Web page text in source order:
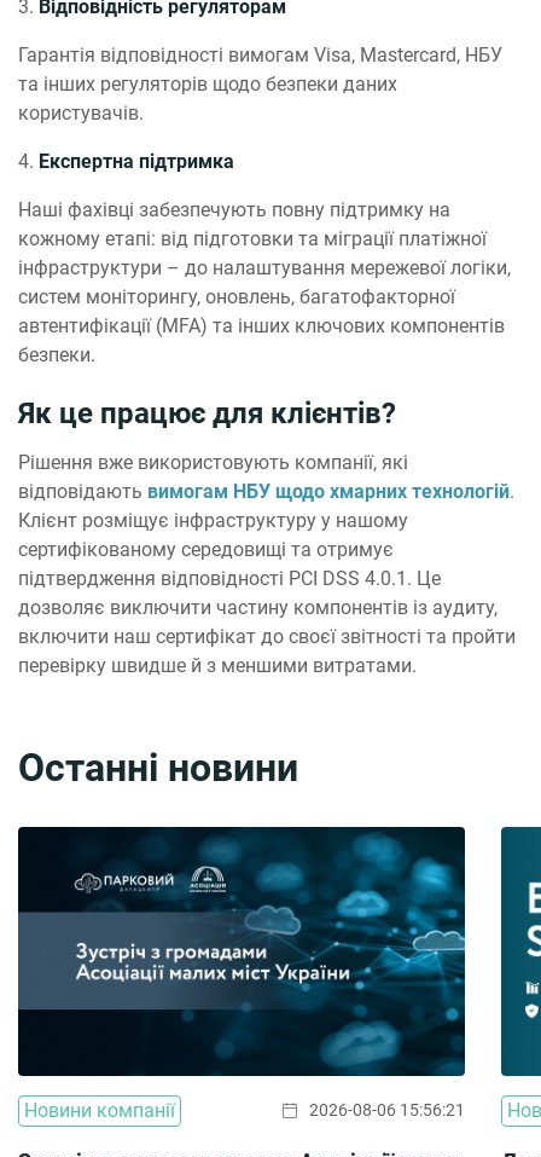
3. Відповідність регуляторам
Гарантія відповідності вимогам Visa, Mastercard, НБУ
та інших регуляторів щодо безпеки даних
користувачів.
4. Експертна підтримка
Наші фахівці забезпечують повну підтримку на
кожному етапі: від підготовки та міграції платіжної
інфраструктури – до налаштування мережевої логіки,
систем моніторингу, оновлень, багатофакторної
автентифікації (MFA) та інших ключових компонентів
безпеки.
Як це працює для клієнтів?
Рішення вже використовують компанії, які
відповідають вимогам НБУ щодо хмарних технологій.
Клієнт розміщує інфраструктуру у нашому
сертифікованому середовищі та отримує
підтвердження відповідності PCI DSS 4.0.1. Це
дозволяє виключити частину компонентів із аудиту,
включити наш сертифікат до своєї звітності та пройти
перевірку швидше й з меншими витратами.
Останні новини
Новини компанії 2026-08-06 15:56:21